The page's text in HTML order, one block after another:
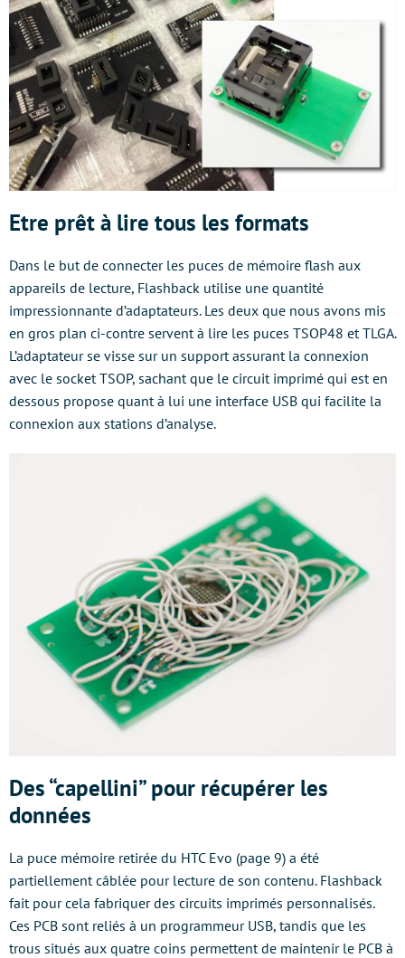
Etre prêt à lire tous les formats
Dans le but de connecter les puces de mémoire flash aux
appareils de lecture, Flashback utilise une quantité
impressionnante d’adaptateurs. Les deux que nous avons mis
en gros plan ci-contre servent à lire les puces TSOP48 et TLGA.
L’adaptateur se visse sur un support assurant la connexion
avec le socket TSOP, sachant que le circuit imprimé qui est en
dessous propose quant à lui une interface USB qui facilite la
connexion aux stations d’analyse.
Des “capellini” pour récupérer les
données
La puce mémoire retirée du HTC Evo (page 9) a été
partiellement câblée pour lecture de son contenu. Flashback
fait pour cela fabriquer des circuits imprimés personnalisés.
Ces PCB sont reliés à un programmeur USB, tandis que les
trous situés aux quatre coins permettent de maintenir le PCB à